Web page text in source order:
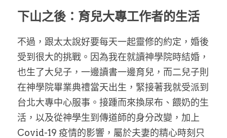
下山之後：育兒大專工作者的生活
不過，跟太太說好要每天一起靈修的約定，婚後
受到很大的挑戰。因為我在就讀神學院時結婚，
也生了大兒子，一邊讀書一邊育兒，而二兒子則
在神學院畢業典禮當天出生，緊接著我就受派到
台北大專中心服事。接踵而來換尿布、餵奶的生
活，以及從神學生到傳道師的身分改變，加上
Covid-19 疫情的影響，屬於夫妻的精心時刻只